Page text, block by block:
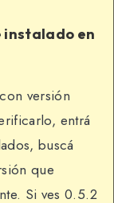
instalado en
versión
entrá
buscá
que
Si ves 0.5.2